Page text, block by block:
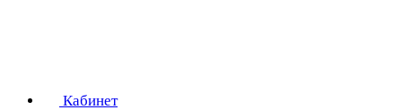
Кабинет